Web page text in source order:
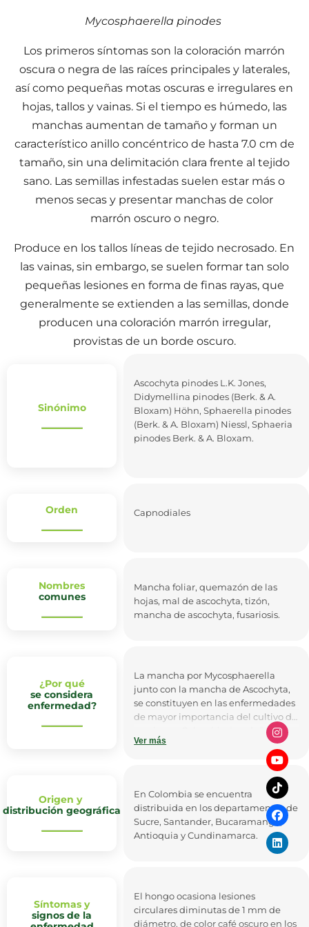
Mycosphaerella pinodes
Los primeros síntomas son la coloración marrón
oscura o negra de las raíces principales y laterales,
así como pequeñas motas oscuras e irregulares en
hojas, tallos y vainas. Si el tiempo es húmedo, las
manchas aumentan de tamaño y forman un
característico anillo concéntrico de hasta 7.0 cm de
tamaño, sin una delimitación clara frente al tejido
sano. Las semillas infestadas suelen estar más o
menos secas y presentar manchas de color
marrón oscuro o negro.
Produce en los tallos líneas de tejido necrosado. En
las vainas, sin embargo, se suelen formar tan solo
pequeñas lesiones en forma de finas rayas, que
generalmente se extienden a las semillas, donde
producen una coloración marrón irregular,
provistas de un borde oscuro.
Sinónimo
Ascochyta pinodes L.K. Jones,
Didymellina pinodes (Berk. & A.
Bloxam) Höhn, Sphaerella pinodes
(Berk. & A. Bloxam) Niessl, Sphaeria
pinodes Berk. & A. Bloxam.
Orden Capnodiales
Nombres
comunes
Mancha foliar, quemazón de las
hojas, mal de ascochyta, tizón,
mancha de ascochyta, fusariosis.
¿Por qué
se considera
enfermedad?
La mancha por Mycosphaerella
junto con la mancha de Ascochyta,
se constituyen en las enfermedades
de mayor importancia del cultivo de
arvejas en Colombia. Los daños por
Mycosphaerella son de gran
magnitud en todos los estados de
desarrollo del cultivo y pueden
llegar a reducir los rendimientos en
casi un 30%. Los daños por
Mycosphaerella pinodes son más
prevalentes en las hojas jóvenes y
en las vainas del tercio superior de
Ver más
Origen y
distribución geográfica
En Colombia se encuentra
distribuida en los departamentos de
Sucre, Santander, Bucaramanga,
Antioquia y Cundinamarca.
Síntomas y
signos de la
El hongo ocasiona lesiones
circulares diminutas de 1 mm de
diámetro, de color café oscuro en los